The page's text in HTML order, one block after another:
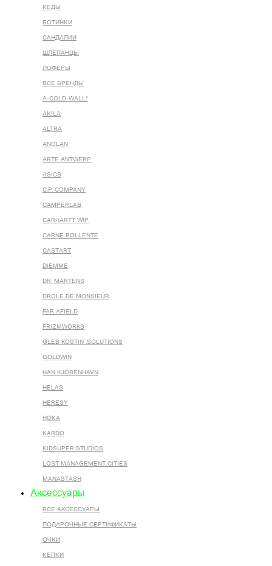
КЕДЫ
БОТИНКИ
САНДАЛИИ
ШЛЕПАНЦЫ
ЛОФЕРЫ
ВСЕ БРЕНДЫ
A-COLD-WALL*
AKILA
ALTRA
ANGLAN
ARTE ANTWERP
ASICS
C.P. COMPANY
CAMPERLAB
CARHARTT WIP
CARNE BOLLENTE
CASTART
DIEMME
DR. MARTENS
DROLE DE MONSIEUR
FAR AFIELD
FRIZMWORKS
GLEB KOSTIN .SOLUTIONS
GOLDWIN
HAN KJOBENHAVN
HELAS
HERESY
HOKA
KARDO
KIDSUPER STUDIOS
LOST MANAGEMENT CITIES
MANASTASH
Аксессуары
ВСЕ AКСЕССУАРЫ
ПОДАРОЧНЫЕ СЕРТИФИКАТЫ
ОЧКИ
КЕПКИ